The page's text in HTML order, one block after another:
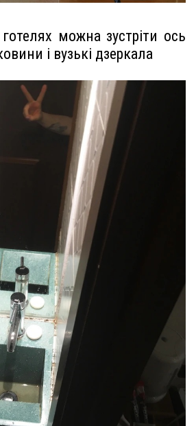
можна зустріти ось
і вузькі дзеркала